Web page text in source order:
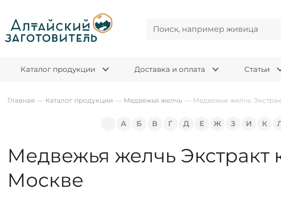
Каталог продукции Доставка и оплата Статьи
Главная — Каталог продукции — Медвежья желчь — Медвежья желчь
А Б В Г Д Е Ж З И К
Медвежья желчь Экстракт
Москве